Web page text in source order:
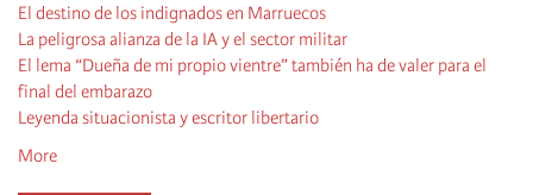
El destino de los indignados en Marruecos
La peligrosa alianza de la IA y el sector militar
El lema “Dueña de mi propio vientre” también ha de valer para el
final del embarazo
Leyenda situacionista y escritor libertario
More